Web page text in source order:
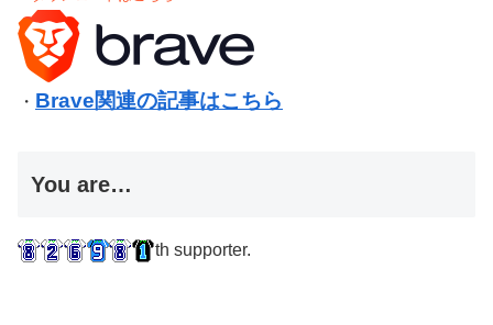
・ Brave関連の記事はこちら
You are…
th supporter.